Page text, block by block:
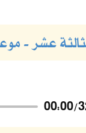
عشر -
00:00/